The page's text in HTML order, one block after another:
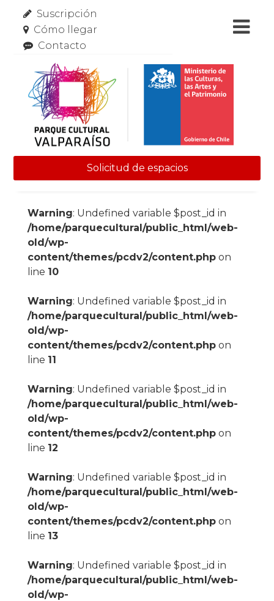
Suscripción
Cómo llegar
Contacto
Solicitud de espacios
Warning: Undefined variable $post_id in
/home/parquecultural/public_html/web-
old/wp-
content/themes/pcdv2/content.phpon
line 10
Warning: Undefined variable $post_id in
/home/parquecultural/public_html/web-
old/wp-
content/themes/pcdv2/content.phpon
line 11
Warning: Undefined variable $post_id in
/home/parquecultural/public_html/web-
old/wp-
content/themes/pcdv2/content.phpon
line 12
Warning: Undefined variable $post_id in
/home/parquecultural/public_html/web-
old/wp-
content/themes/pcdv2/content.phpon
line 13
Warning: Undefined variable $post_id in
/home/parquecultural/public_html/web-
old/wp-